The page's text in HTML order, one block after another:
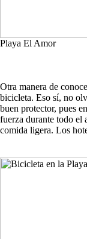
Playa El Amor
Otra manera de
bicicleta. Eso sí, no
buen protector, pues
fuerza durante todo el
comida ligera. Los